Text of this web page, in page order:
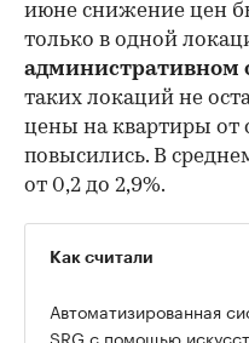
июне снижение цен
только в одной
административном
таких локаций не
цены на квартиры от
повысились. В
от 0,2 до 2,9%.
Как считали
Автоматизированная
SRG с помощью